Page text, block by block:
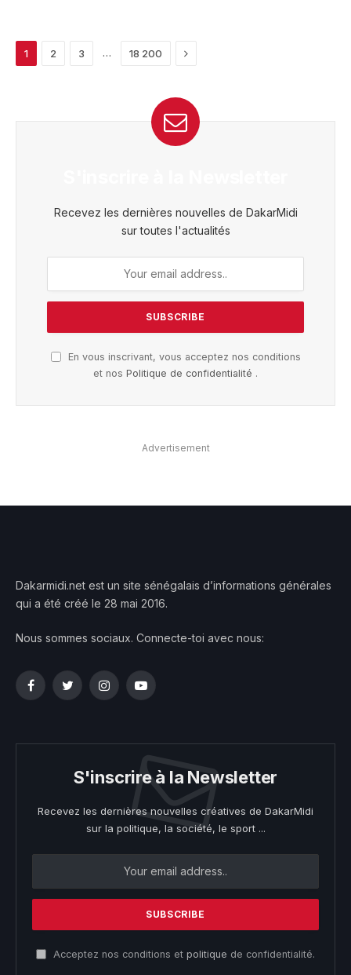
1 2 3 … 18 200 Next
Recevez les dernières nouvelles de DakarMidi
sur toutes l'actualités
En vous inscrivant, vous acceptez nos conditions
et nos Politique de confidentialité .
Advertisement
Dakarmidi.net est un site sénégalais d’informations générales
qui a été créé le 28 mai 2016.
Nous sommes sociaux. Connecte-toi avec nous:
FacebookTwitterInstagramYouTube
S'inscrire à la Newsletter
Recevez les dernières nouvelles créatives de DakarMidi
sur la politique, la société, le sport ...
Acceptez nos conditions et politique de confidentialité.